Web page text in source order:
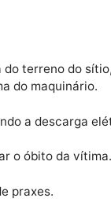
na
cima do